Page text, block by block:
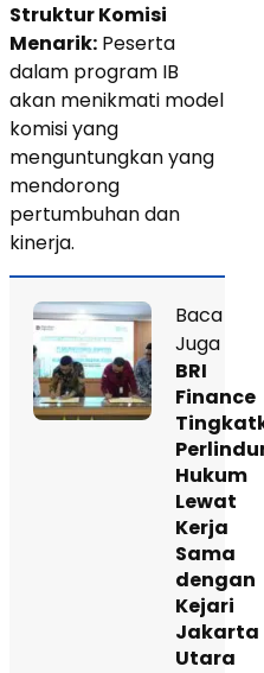
Struktur Komisi
Menarik: Peserta
dalam program IB
akan menikmati model
komisi yang
menguntungkan yang
mendorong
pertumbuhan dan
kinerja.
Baca
Juga
BRI
Finance
Hukum
Lewat
Kerja
Sama
dengan
Kejari
Jakarta
Utara